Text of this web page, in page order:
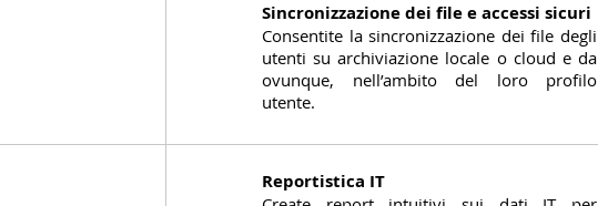
Sincronizzazione dei file e accessi sicuri
Consentite la sincronizzazione dei file degli
utenti su archiviazione locale o cloud e da
ovunque, nell’ambito del loro profilo
utente.
Reportistica IT